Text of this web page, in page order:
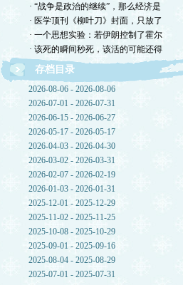
· “战争是政治的继续”，那么经济是
· 医学顶刊《柳叶刀》封面，只放了
· 一个思想实验：若伊朗控制了霍尔
· 该死的瞬间秒死，该活的可能还得
存档目录
2026-08-06 - 2026-08-06
2026-07-01 - 2026-07-31
2026-06-15 - 2026-06-27
2026-05-17 - 2026-05-17
2026-04-03 - 2026-04-30
2026-03-02 - 2026-03-31
2026-02-07 - 2026-02-19
2026-01-03 - 2026-01-31
2025-12-01 - 2025-12-29
2025-11-02 - 2025-11-25
2025-10-08 - 2025-10-29
2025-09-01 - 2025-09-16
2025-08-04 - 2025-08-29
2025-07-01 - 2025-07-31